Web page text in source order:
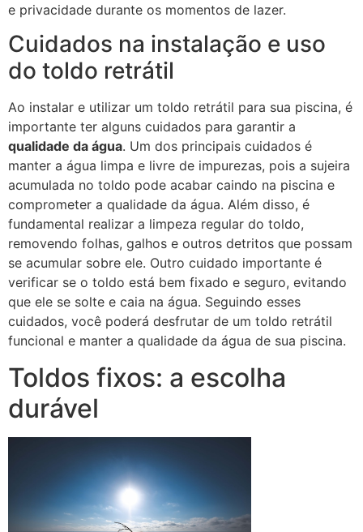
e privacidade durante os momentos de lazer.
Cuidados na instalação e uso
do toldo retrátil
Ao instalar e utilizar um toldo retrátil para sua piscina, é
importante ter alguns cuidados para garantir a
qualidade da água. Um dos principais cuidados é
manter a água limpa e livre de impurezas, pois a sujeira
acumulada no toldo pode acabar caindo na piscina e
comprometer a qualidade da água. Além disso, é
fundamental realizar a limpeza regular do toldo,
removendo folhas, galhos e outros detritos que possam
se acumular sobre ele. Outro cuidado importante é
verificar se o toldo está bem fixado e seguro, evitando
que ele se solte e caia na água. Seguindo esses
cuidados, você poderá desfrutar de um toldo retrátil
funcional e manter a qualidade da água de sua piscina.
Toldos fixos: a escolha
durável